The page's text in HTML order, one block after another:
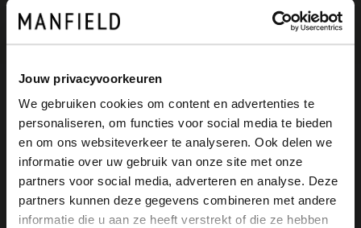
Jouw privacyvoorkeuren
We gebruiken cookies om content en advertenties te
personaliseren, om functies voor social media te bieden
en om ons websiteverkeer te analyseren. Ook delen we
informatie over uw gebruik van onze site met onze
partners voor social media, adverteren en analyse. Deze
partners kunnen deze gegevens combineren met andere
informatie die u aan ze heeft verstrekt of die ze hebben
Omschrijving
Zwarte leren veterschoenen van Manfield
met platte hak van 2 cm. We adviseren als
×
View this website in English?
It looks like your language isn't Dutch. Would
you like to switch to English?